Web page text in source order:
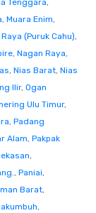
Tenggara,
, Muara Enim,
(Puruk Cahu),
, Nagan Raya,
, Nias Barat, Nias
Ilir, Ogan
Ulu Timur,
, Padang
Alam, Pakpak
,
, Paniai,
Barat,
,